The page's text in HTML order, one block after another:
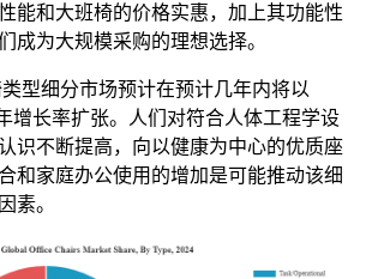
能和大班椅的价格实惠，加上其功能性
成为大规模采购的理想选择。
型细分市场预计在预计几年内将以
增长率扩张。人们对符合人体工程学设
识不断提高，向以健康为中心的优质座
和家庭办公使用的增加是可能推动该细
素。